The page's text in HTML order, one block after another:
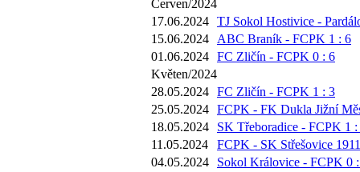
Červen/2024
17.06.2024 TJ Sokol Hostivice -
15.06.2024
ABC Braník - FCPK 1 : 6
01.06.2024 FC Zličín - FCPK 0 : 6
Květen/2024
28.05.2024 FC Zličín - FCPK 1 : 3
25.05.2024 FCPK - FK Dukla Jižní
18.05.2024
SK Třeboradice - FCPK 1 :
11.05.2024
FCPK - SK Střešovice
04.05.2024
Sokol Královice - FCPK 0